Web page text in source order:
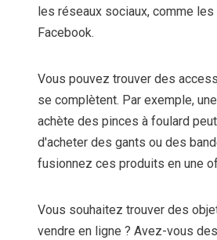
les réseaux sociaux, comme
Facebook.
Vous pouvez trouver des
se complètent. Par exemple,
achète des pinces à foulard
d'acheter des gants ou des
fusionnez ces produits en une
Vous souhaitez trouver des
vendre en ligne ? Avez-vous